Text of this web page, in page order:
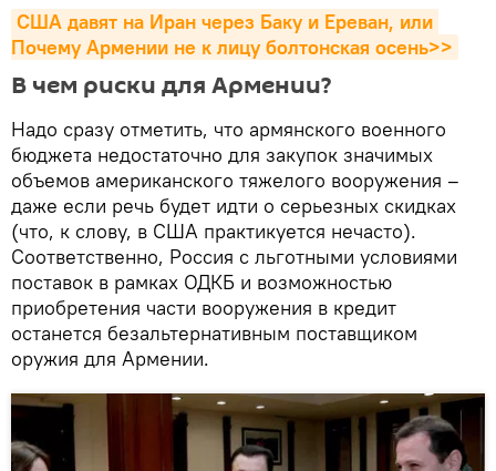
США давят на Иран через Баку и Ереван, или
Почему Армении не к лицу болтонская осень>>
В чем риски для Армении?
Надо сразу отметить, что армянского военного
бюджета недостаточно для закупок значимых
объемов американского тяжелого вооружения –
даже если речь будет идти о серьезных скидках
(что, к слову, в США практикуется нечасто).
Соответственно, Россия с льготными условиями
поставок в рамках ОДКБ и возможностью
приобретения части вооружения в кредит
останется безальтернативным поставщиком
оружия для Армении.